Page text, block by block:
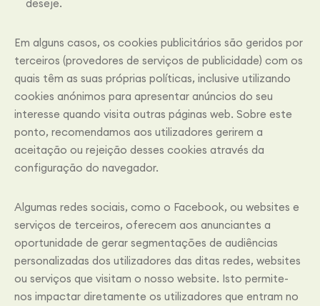
deseje.
Em alguns casos, os cookies publicitários são geridos por
terceiros (provedores de serviços de publicidade) com os
quais têm as suas próprias políticas, inclusive utilizando
cookies anónimos para apresentar anúncios do seu
interesse quando visita outras páginas web. Sobre este
ponto, recomendamos aos utilizadores gerirem a
aceitação ou rejeição desses cookies através da
configuração do navegador.
Algumas redes sociais, como o Facebook, ou websites e
serviços de terceiros, oferecem aos anunciantes a
oportunidade de gerar segmentações de audiências
personalizadas dos utilizadores das ditas redes, websites
ou serviços que visitam o nosso website. Isto permite-
nos impactar diretamente os utilizadores que entram no